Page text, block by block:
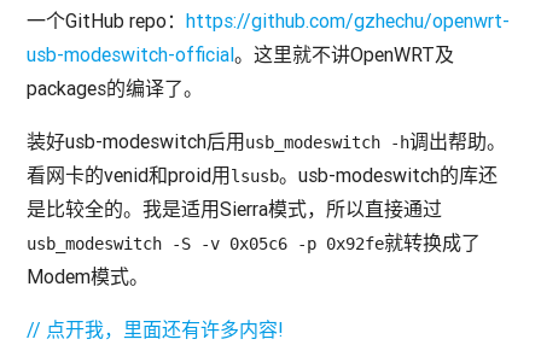
一个GitHub repo：https://github.com/gzhechu/openwrt-
usb-modeswitch-official。这里就不讲OpenWRT及
packages的编译了。
装好usb-modeswitch后用 usb_modeswitch -h调出帮助。
看网卡的venid和proid用 lsusb。usb-modeswitch的库还
是比较全的。我是适用Sierra模式，所以直接通过
usb_modeswitch -S -v 0x05c6 -p 0x92fe就转换成了
Modem模式。
// 点开我，里面还有许多内容!